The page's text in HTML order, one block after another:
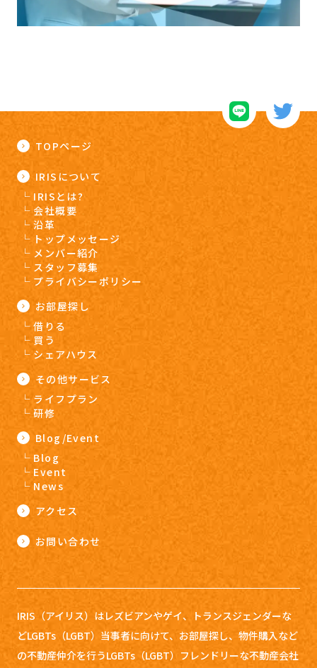
TOPページ
IRISについて
IRISとは?
会社概要
沿革
トップメッセージ
メンバー紹介
スタッフ募集
プライバシーポリシー
お部屋探し
借りる
買う
シェアハウス
その他サービス
ライフプラン
研修
Blog/Event
Blog
Event
News
アクセス
お問い合わせ
IRIS（アイリス）はレズビアンやゲイ、トランスジェンダーな
どLGBTs（LGBT）当事者に向けて、お部屋探し、 物件購入など
の不動産仲介を行うLGBTs（LGBT）フレンドリーな不動産会社